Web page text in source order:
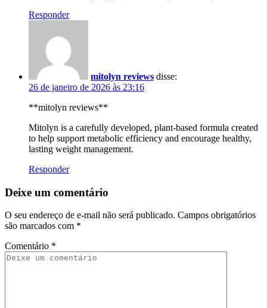
Responder
mitolyn reviews disse:
26 de janeiro de 2026 às 23:16
**mitolyn reviews**
Mitolyn is a carefully developed, plant-based formula created
to help support metabolic efficiency and encourage healthy,
lasting weight management.
Responder
Deixe um comentário
O seu endereço de e-mail não será publicado. Campos obrigatórios
são marcados com *
Comentário *